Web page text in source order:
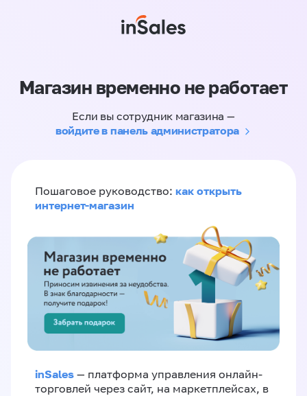
Магазин временно не работает
Если вы сотрудник магазина —
войдите в панель администратора
Пошаговое руководство: как открыть
интернет-магазин
inSales — платформа управления онлайн-
торговлей через сайт, на маркетплейсах, в